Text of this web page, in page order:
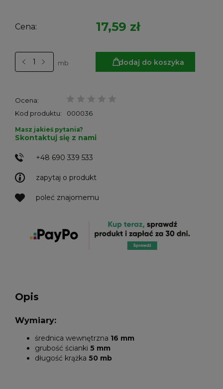
Cena: 17,59 zł
mb dodaj do koszyka
Ocena:
Kod produktu:
000036
zapytaj o produkt
poleć znajomemu
Masz jakieś pytania?
Skontaktuj się z nami
+48 690 339 533
Opis
Wymiary:
średnica wewnętrzna 16 mm
grubość ścianki 5 mm
długość krążka 50 mb